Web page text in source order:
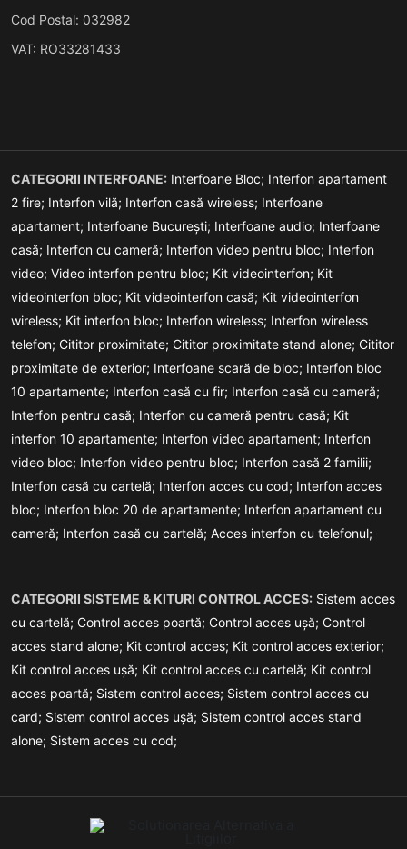
Cod Postal: 032982
VAT: RO33281433
CATEGORII INTERFOANE: Interfoane Bloc; Interfon apartament
2 fire; Interfon vilă; Interfon casă wireless; Interfoane
apartament; Interfoane București; Interfoane audio; Interfoane
casă; Interfon cu cameră; Interfon video pentru bloc; Interfon
video; Video interfon pentru bloc; Kit videointerfon; Kit
videointerfon bloc; Kit videointerfon casă; Kit videointerfon
wireless; Kit interfon bloc; Interfon wireless; Interfon wireless
telefon; Cititor proximitate; Cititor proximitate stand alone; Cititor
proximitate de exterior; Interfoane scară de bloc; Interfon bloc
10 apartamente; Interfon casă cu fir; Interfon casă cu cameră;
Interfon pentru casă; Interfon cu cameră pentru casă; Kit
interfon 10 apartamente; Interfon video apartament; Interfon
video bloc; Interfon video pentru bloc; Interfon casă 2 familii;
Interfon casă cu cartelă; Interfon acces cu cod; Interfon acces
bloc; Interfon bloc 20 de apartamente; Interfon apartament cu
cameră; Interfon casă cu cartelă; Acces interfon cu telefonul;
CATEGORII SISTEME & KITURI CONTROL ACCES: Sistem acces
cu cartelă; Control acces poartă; Control acces ușă; Control
acces stand alone; Kit control acces; Kit control acces exterior;
Kit control acces ușă; Kit control acces cu cartelă; Kit control
acces poartă; Sistem control acces; Sistem control acces cu
card; Sistem control acces ușă; Sistem control acces stand
alone; Sistem acces cu cod;